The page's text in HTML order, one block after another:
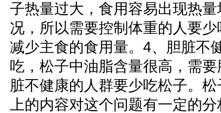
子热量过大，食用容易出现热
况，所以需要控制体重的人要
减少主食的食用量。4、胆脏不
吃，松子中油脂含量很高，需
脏不健康的人群要少吃松子。
上的内容对这个问题有一定的